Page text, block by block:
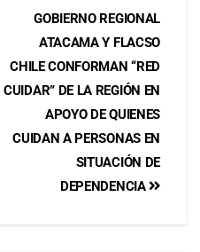
GOBIERNO REGIONAL
ATACAMA Y FLACSO
CHILE CONFORMAN “RED
CUIDAR” DE LA REGIÓN EN
APOYO DE QUIENES
CUIDAN A PERSONAS EN
SITUACIÓN DE
DEPENDENCIA